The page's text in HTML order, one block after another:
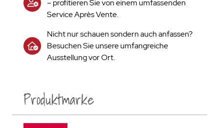
– profitieren Sie von einem umfassenden
Service Après Vente.
Nicht nur schauen sondern auch anfassen?
Besuchen Sie unsere umfangreiche
Ausstellung vor Ort.
Produktmarke